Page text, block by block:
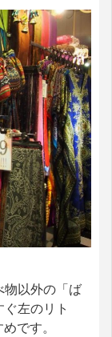
物以外の「ば
左のリト
です。